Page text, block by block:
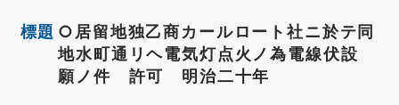
標題 ○居留地独乙商カールロート社ニ於テ同
地水町通リヘ電気灯点火ノ為電線伏設
願ノ件 許可 明治二十年